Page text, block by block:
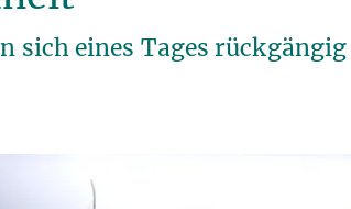
sich eines Tages